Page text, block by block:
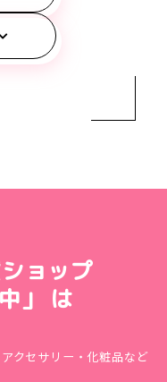
ョップ
」 は
クセサリー・化粧品など